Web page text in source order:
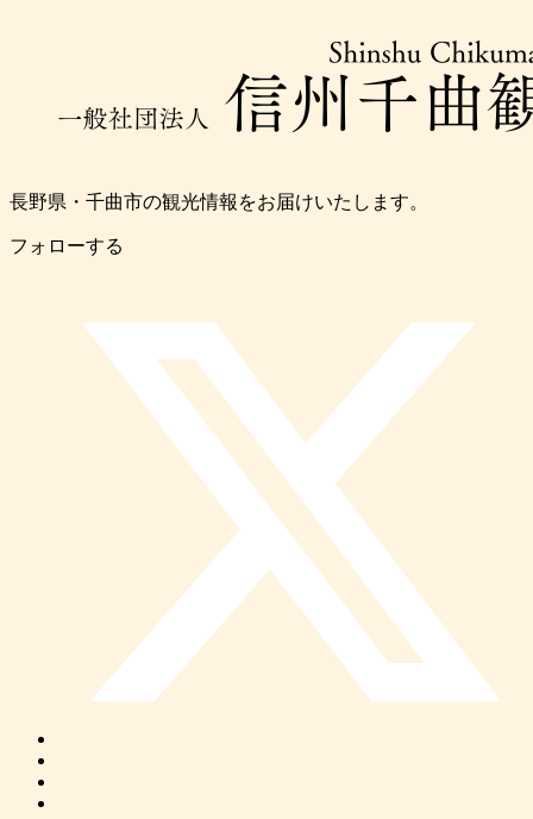
長野県・千曲市の観光情報をお届けいたします。
フォローする